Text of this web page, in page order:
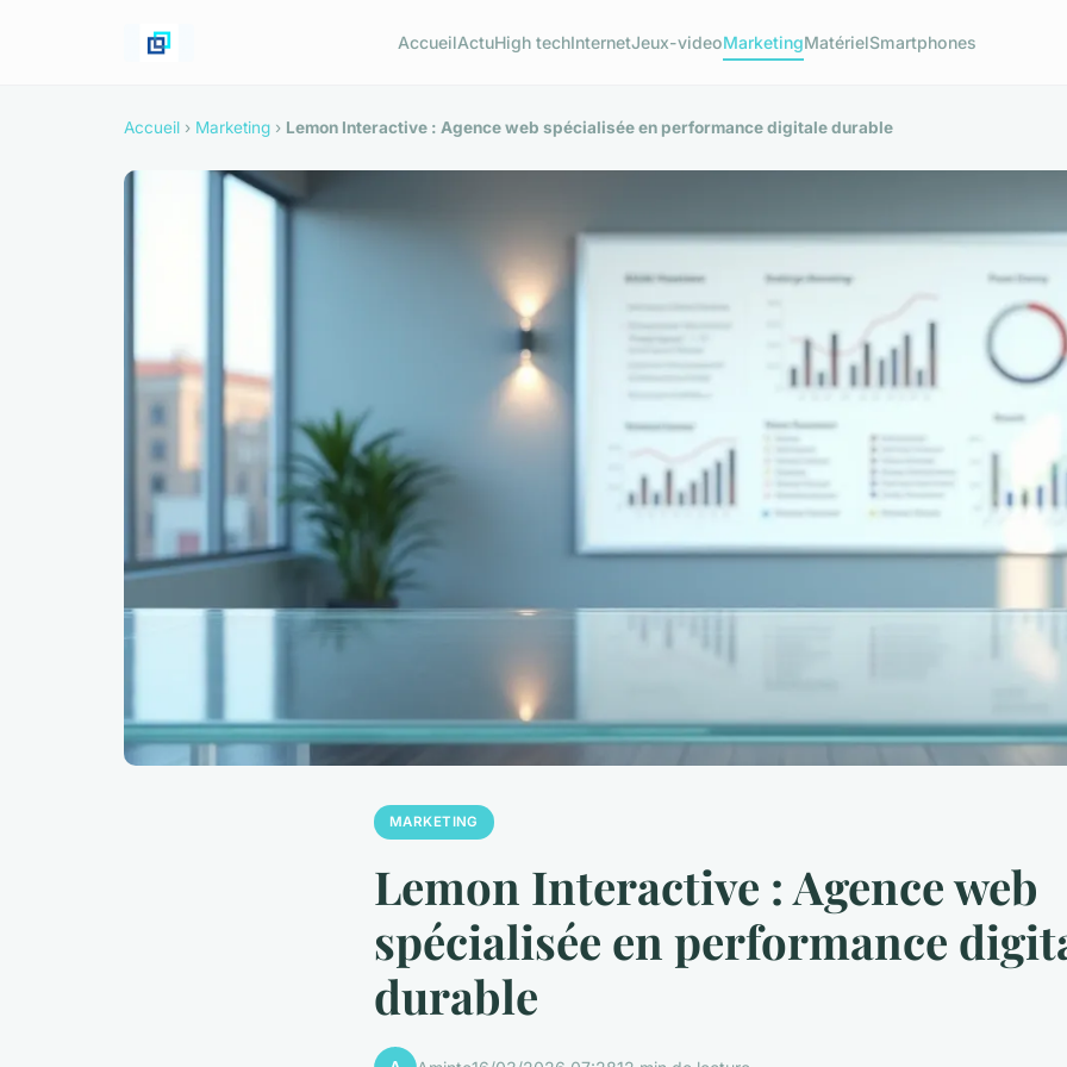
AccueilActuHigh techInternetJeux-videoMarketingMatérielSmartphones
Accueil › Marketing › Lemon Interactive : Agence web spécialisée en performance digitale durable
MARKETING
Lemon Interactive : Agence web
spécialisée en performance
durable